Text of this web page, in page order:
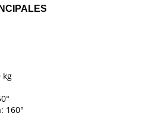
kg
160°